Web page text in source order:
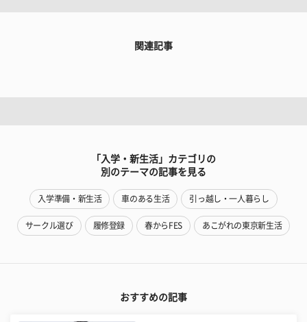
関連記事
「入学・新生活」カテゴリの
別のテーマの記事を見る
入学準備・新生活 車のある生活 引っ越し・一人暮らし
サークル選び 履修登録 春からFES あこがれの東京新生活
おすすめの記事